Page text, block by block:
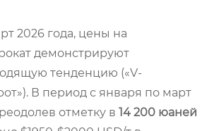
2026 года, цены на
демонстрируют
тенденцию («V-
В период с января по март
отметку в 14 200 юаней